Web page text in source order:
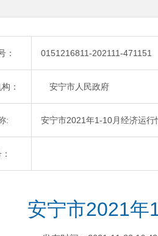
： 0151216811-202111-471151
： 安宁市人民政府
: 安宁市2021年1-10月经济运行
安宁市2021年